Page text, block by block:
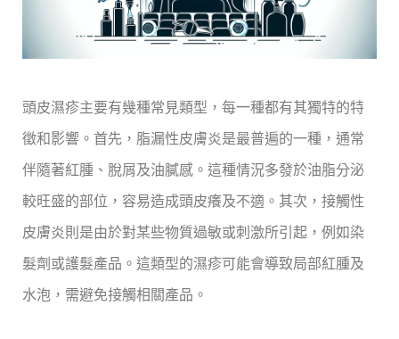
頭皮濕疹主要有幾種常見類型，每一種都有其獨特的特
徵和影響。首先，脂漏性皮膚炎是最普遍的一種，通常
伴隨著紅腫、脫屑及油膩感。這種情況多發於油脂分泌
較旺盛的部位，容易造成頭皮癢及不適。其次，接觸性
皮膚炎則是由於對某些物質過敏或刺激所引起，例如染
髮劑或護髮產品。這類型的濕疹可能會導致局部紅腫及
水泡，需避免接觸相關產品。